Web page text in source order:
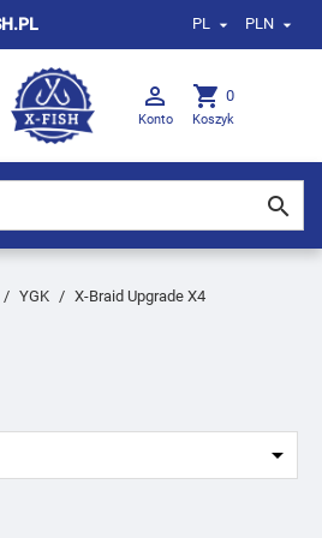
PL  PLN 

Konto
shopping_cart 0
Koszyk

YGK X-Braid Upgrade X4
